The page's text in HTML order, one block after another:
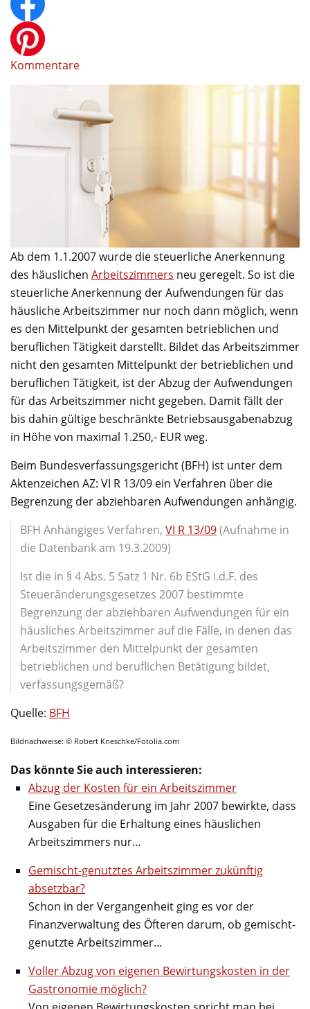
Kommentare
Ab dem 1.1.2007 wurde die steuerliche Anerkennung
des häuslichen Arbeitszimmers neu geregelt. So ist die
steuerliche Anerkennung der Aufwendungen für das
häusliche Arbeitszimmer nur noch dann möglich, wenn
es den Mittelpunkt der gesamten betrieblichen und
beruflichen Tätigkeit darstellt. Bildet das Arbeitszimmer
nicht den gesamten Mittelpunkt der betrieblichen und
beruflichen Tätigkeit, ist der Abzug der Aufwendungen
für das Arbeitszimmer nicht gegeben. Damit fällt der
bis dahin gültige beschränkte Betriebsausgabenabzug
in Höhe von maximal 1.250,- EUR weg.
Beim Bundesverfassungsgericht (BFH) ist unter dem
Aktenzeichen AZ: VI R 13/09 ein Verfahren über die
Begrenzung der abziehbaren Aufwendungen anhängig.
BFH Anhängiges Verfahren, VI R 13/09(Aufnahme in
die Datenbank am 19.3.2009)
Ist die in § 4 Abs. 5 Satz 1 Nr. 6b EStG i.d.F. des
Steueränderungsgesetzes 2007 bestimmte
Begrenzung der abziehbaren Aufwendungen für ein
häusliches Arbeitszimmer auf die Fälle, in denen das
Arbeitszimmer den Mittelpunkt der gesamten
betrieblichen und beruflichen Betätigung bildet,
verfassungsgemäß?
Quelle: BFH
Bildnachweise: © Robert Kneschke/Fotolia.com
Das könnte Sie auch interessieren:
Abzug der Kosten für ein Arbeitszimmer
Eine Gesetzesänderung im Jahr 2007 bewirkte, dass
Ausgaben für die Erhaltung eines häuslichen
Arbeitszimmers nur…
Gemischt-genutztes Arbeitszimmer zukünftig
absetzbar?
Schon in der Vergangenheit ging es vor der
Finanzverwaltung des Öfteren darum, ob gemischt-
genutzte Arbeitszimmer…
Voller Abzug von eigenen Bewirtungskosten in der
Gastronomie möglich?